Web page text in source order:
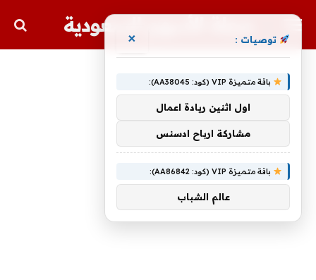
مجلة الأسهم السعودية
توصيات : ×
باقة متميزة VIP (كود: AA38045):
اول اثنين ريادة اعمال
مشاركة ارباح ادسنس
باقة متميزة VIP (كود: AA86842):
عالم الشباب